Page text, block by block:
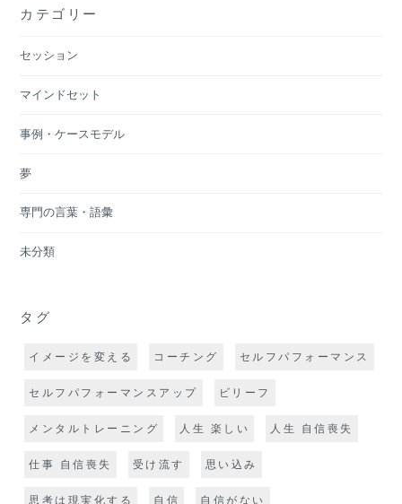
カテゴリー
セッション
マインドセット
事例・ケースモデル
夢
専門の言葉・語彙
未分類
タグ
イメージを変える コーチング セルフパフォーマンス
セルフパフォーマンスアップ ビリーフ
メンタルトレーニング 人生 楽しい 人生 自信喪失
仕事 自信喪失 受け流す 思い込み
思考は現実化する 自信 自信がない